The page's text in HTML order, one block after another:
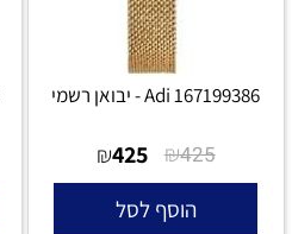
Adi 167199386 - יבואן רשמי
₪425
₪425
הוסף לסל